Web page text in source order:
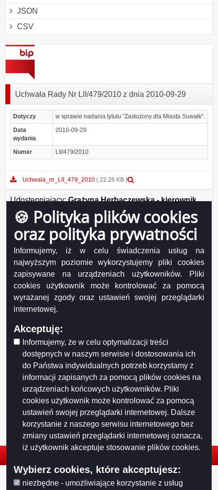
🍪 Polityka plików cookies
oraz polityka prywatności
Informujemy, iż w celu świadczenia usług na
najwyższym poziomie wykorzystujemy pliki cookies
zapisywane na urządzeniach użytkowników. Pliki
cookies użytkownik może kontrolować za pomocą
wyrażanej zgody oraz ustawień swojej przeglądarki
internetowej.
Akceptuję:
Informujemy, że w celu optymalizacji treści
dostępnych w naszym serwisie i dostosowania ich
do Państwa indywidualnych potrzeb korzystamy z
informacji zapisanych za pomocą plików cookies na
urządzeniach końcowych użytkowników. Pliki
cookies użytkownik może kontrolować za pomocą
ustawień swojej przeglądarki internetowej. Dalsze
korzystanie z naszego serwisu internetowego bez
zmiany ustawień przeglądarki internetowej oznacza,
iż użytkownik akceptuje stosowanie plików cookies.
Wybierz cookies, które akceptujesz:
niezbędne - umożliwiające korzystanie z usług
JSON
CSV
Uchwała Rady Nr LII/479/2010 z dnia 2010-09-29
Dotyczy
w sprawie nadania tytułu "Zasłużony dla Miasta Suwałk".
Data
wydania
2010-09-29
Numer LII/479/2010
Uchwala_nr_LII_479_2010 ( 22.26 KB )
załącznika
Uchwala_nr_LII_479_2010
Udostępniający:Grażyna Herbaczewska - kierownik
Biura Rady Miejskiej w Suwałkach.
Wytwarzający/odpowiadający:Katarzyna Gałazin
Wprowadzający: Katarzyna Gałazin
Data wprowadzenia:2010-09-30
Data modyfikacji: 2010-09-30
Opublikował:
Katarzyna Gałazin
Data publikacji:2010-09-30
Drukuj do PDF
Drukuj
Historia strony
© 2026. Urząd Miejski w Suwałkach. Wszystkie prawa zastrzeżone.